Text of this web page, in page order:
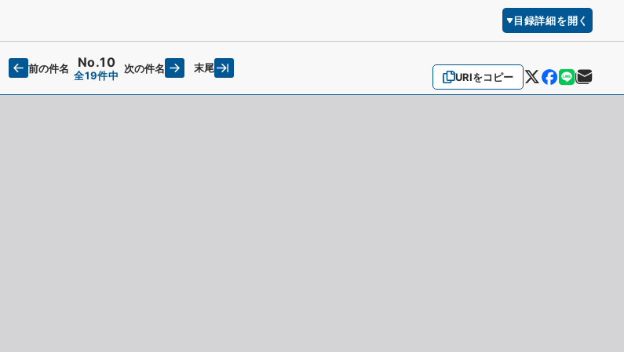
目録詳細を開く
URIをコピー
前の件名 No.10
全19件中
次の件名 末尾